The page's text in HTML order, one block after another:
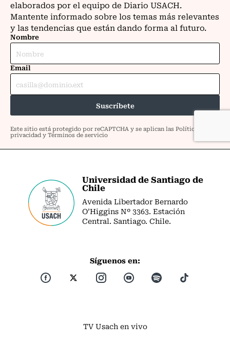
Universidad de Santiago de
Chile
Avenida Libertador Bernardo
O’Higgins Nº 3363. Estación
Central. Santiago. Chile.
Síguenos en:
TV Usach en vivo